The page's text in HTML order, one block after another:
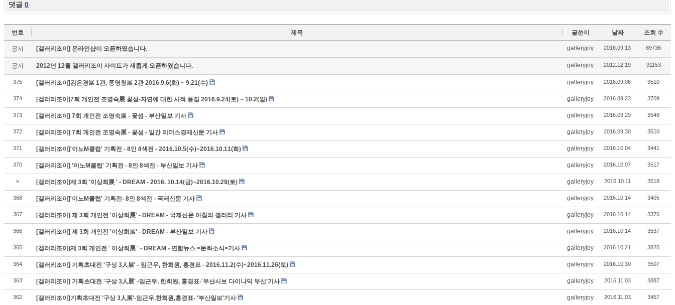
댓글 0
번호 제목 글쓴이 날짜 조회 수
공지 [갤러리조이] 온라인샵이 오픈하였습니다. galleryjoy 2018.09.13 69736
공지 2012년 12월 갤러리조이 사이트가 새롭게 오픈하였습니다. galleryjoy 2012.12.19 91153
375 [갤러리조이]김은경展 1관, 종영청展 2관 2016.9.6(화) ~ 9.21(수) galleryjoy 2016.09.06 3510
374 [갤러리조이]7회 개인전 조영숙展 꽃섬-자연에 대한 시적 응집 2016.9.24(토) ~ 10.2(일) galleryjoy 2016.09.23 3709
373 [갤러리조이] 7회 개인전 조영숙展 - 꽃섬 - 부산일보 기사 galleryjoy 2016.09.29 3548
372 [갤러리조이] 7회 개인전 조영숙展 - 꽃섬 - 일간 리더스경제신문 기사 galleryjoy 2016.09.30 3510
371 [갤러리조이]'이노M클럽' 기획전 - 8인 8색전 - 2016.10.5(수)~2016.10.11(화) galleryjoy 2016.10.04 3441
370 [갤러리조이] '이노M클럽' 기획전 - 8인 8색전 - 부산일보 기사 galleryjoy 2016.10.07 3517
» [갤러리조이]제 3회 '이상희展 ' - DREAM - 2016. 10.14(금)~2016.10.29(토) galleryjoy 2016.10.11 3518
368 [갤러리조이]'이노M클럽' 기획전- 8인 8색전 - 국제신문 기사 galleryjoy 2016.10.14 3405
367 [갤러리조이] 제 3회 개인전 '이상희展' - DREAM - 국제신문 아침의 갤러리 기사 galleryjoy 2016.10.14 3376
366 [갤러리조이] 제 3회 개인전 '이상희展' - DREAM - 부산일보 기사 galleryjoy 2016.10.14 3537
365 [갤러리조이]제 3회 개인전 ' 이상희展 ' - DREAM - 연합뉴스 <문화소식>기사 galleryjoy 2016.10.21 3825
364 [갤러리조이] 기획초대전 '구상 3人展' - 임근우, 한희원, 홍경표 - 2016.11.2(수)~2016.11.26(토) galleryjoy 2016.10.30 3507
363 [갤러리조이] 기획초대전 '구상 3人展' -임근우, 한희원, 홍경표-'부산시보 다이나믹 부산'기사 galleryjoy 2016.11.03 3887
362 [갤러리조이]기획초대전 '구상 3人展'-임근우,한희원,홍경표- '부산일보'기사 galleryjoy 2016.11.03 3457